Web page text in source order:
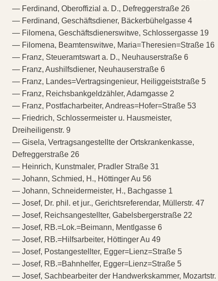
— Ferdinand, Oberoffizial a. D., Defreggerstraße 26
— Ferdinand, Geschäftsdiener, Bäckerbühelgasse 4
— Filomena, Geschäftsdienerswitwe, Schlossergasse 19
— Filomena, Beamtenswitwe, Maria=Theresien=Straße 16
— Franz, Steueramtswart a. D., Neuhauserstraße 6
— Franz, Aushilfsdiener, Neuhauserstraße 6
— Franz, Landes=Vertragsingenieur, Heiliggeiststraße 5
— Franz, Reichsbankgeldzähler, Adamgasse 2
— Franz, Postfacharbeiter, Andreas=Hofer=Straße 53
— Friedrich, Schlossermeister u. Hausmeister,
Dreiheiligenstr. 9
— Gisela, Vertragsangestellte der Ortskrankenkasse,
Defreggerstraße 26
— Heinrich, Kunstmaler, Pradler Straße 31
— Johann, Schmied, H., Höttinger Au 56
— Johann, Schneidermeister, H., Bachgasse 1
— Josef, Dr. phil. et jur., Gerichtsreferendar, Müllerstr. 47
— Josef, Reichsangestellter, Gabelsbergerstraße 22
— Josef, RB.=Lok.=Beimann, Mentlgasse 6
— Josef, RB.=Hilfsarbeiter, Höttinger Au 49
— Josef, Postangestellter, Egger=Lienz=Straße 5
— Josef, RB.=Bahnhelfer, Egger=Lienz=Straße 5
— Josef, Sachbearbeiter der Handwerkskammer, Mozartstr.